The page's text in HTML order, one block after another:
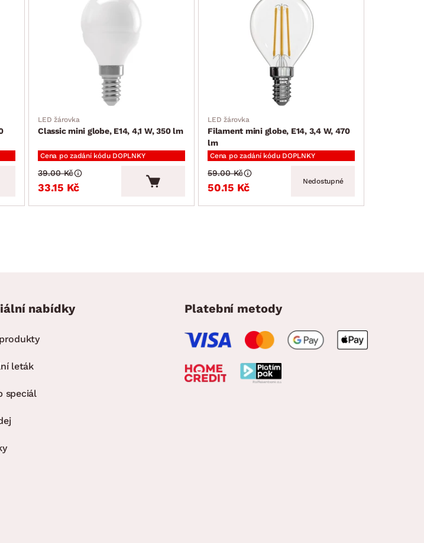
LED žárovka
Classic mini globe, E14, 4,1 W, 350 lm
Cena po zadání kódu DOPLNKY
33.15 Kč
39.00 Kč
LED žárovka
Filament mini globe, E14, 3,4 W, 470
lm
Cena po zadání kódu DOPLNKY
50.15 Kč
59.00 Kč
Nedostupné
nabídky
leták
speciál
Platební metody